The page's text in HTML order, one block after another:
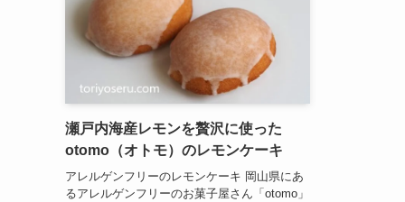
瀬戸内海産レモンを贅沢に使った
otomo（オトモ）のレモンケーキ
アレルゲンフリーのレモンケーキ 岡山県にあ
るアレルゲンフリーのお菓子屋さん「otomo」